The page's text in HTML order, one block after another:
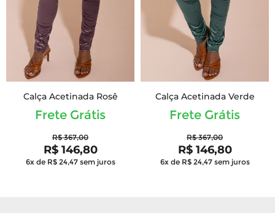
Calça Acetinada Rosê
Frete Grátis
R$ 367,00
R$ 146,80
6x de R$ 24,47 sem juros
Calça Acetinada Verde
Frete Grátis
R$ 367,00
R$ 146,80
6x de R$ 24,47 sem juros